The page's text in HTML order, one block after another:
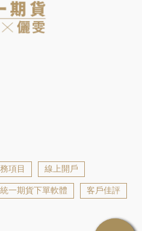
項目 線上開戶
統一期貨下單軟體 客戶佳評
北區期貨開戶